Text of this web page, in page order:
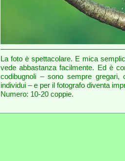
La foto è spettacolare. E mica
vede abbastanza facilmente. Ed è
codibugnoli – sono sempre
individui – e per il fotografo diventa
Numero: 10-20 coppie.